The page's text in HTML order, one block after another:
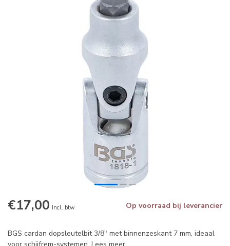
€17,00 Incl. btw Op voorraad bij leverancier
BGS cardan dopsleutelbit 3/8" met binnenzeskant 7 mm, ideaal